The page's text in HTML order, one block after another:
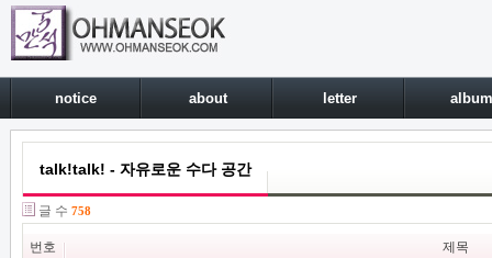
notice about letter album
talk!talk! - 자유로운 수다 공간
글 수 758
번호 제목